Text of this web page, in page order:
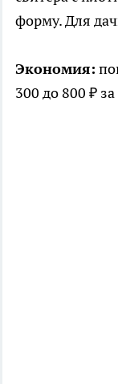
форму. Для
Экономия:
300 до 800 ₽